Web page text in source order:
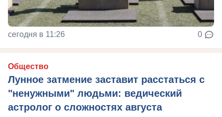
сегодня в 11:26 0
Общество
Лунное затмение заставит расстаться с
"ненужными" людьми: ведический
астролог о сложностях августа